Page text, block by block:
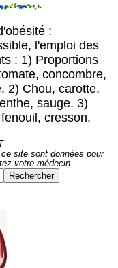
:
l'emploi des
: 1) Proportions
concombre,
2) Chou, carotte,
sauge. 3)
cresson.
site sont données pour
votre médecin.